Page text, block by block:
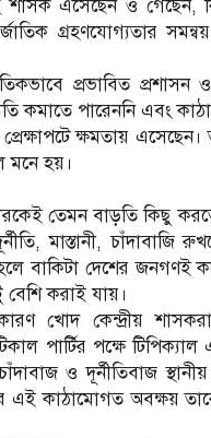
শাসক এসেছেন ও
গ্রহণযোগ্যতার
প্রভাবিত প্রশাসন
কমাতে পারেননি এবং
ক্ষমতায় এসেছেন।
মনে হয়।
তেমন বাড়তি কিছু
মাস্তানী, চাঁদাবাজি
বাকিটা দেশের জনগণই
করাই যায়।
কারণ খোদ কেন্দ্রীয়
পার্টির পক্ষে
ও দূর্নীতিবাজ স্থানীয়
কাঠামোগত অবক্ষয়